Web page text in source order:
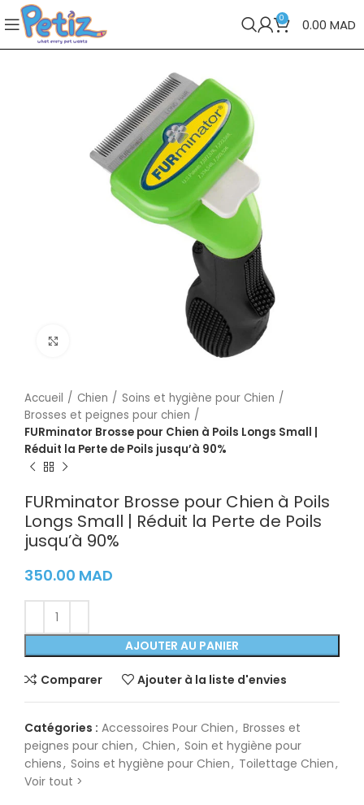
0 0.00 MAD
Accueil Chien
Soins et hygiène pour Chien
Brosses et peignes pour chien
FURminator Brosse pour Chien à Poils Longs Small |
Réduit la Perte de Poils jusqu’à 90%
FURminator Brosse pour Chien à Poils
Longs Small | Réduit la Perte de Poils
jusqu’à 90%
350.00 MAD
AJOUTER AU PANIER
Comparer Ajouter à la liste d'envies
Catégories : Accessoires Pour Chien, Brosses et
peignes pour chien, Chien, Soin et hygiène pour
chiens, Soins et hygiène pour Chien, Toilettage Chien,
Voir tout >